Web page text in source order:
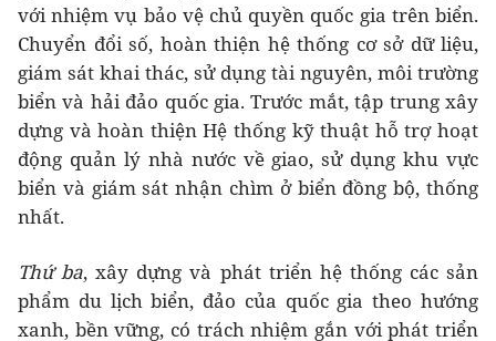
với nhiệm vụ bảo vệ chủ quyền quốc gia trên biển.
Chuyển đổi số, hoàn thiện hệ thống cơ sở dữ liệu,
giám sát khai thác, sử dụng tài nguyên, môi trường
biển và hải đảo quốc gia. Trước mắt, tập trung xây
dựng và hoàn thiện Hệ thống kỹ thuật hỗ trợ hoạt
động quản lý nhà nước về giao, sử dụng khu vực
biển và giám sát nhận chìm ở biển đồng bộ, thống
nhất.
Thứ ba, xây dựng và phát triển hệ thống các sản
phẩm du lịch biển, đảo của quốc gia theo hướng
xanh, bền vững, có trách nhiệm gắn với phát triển